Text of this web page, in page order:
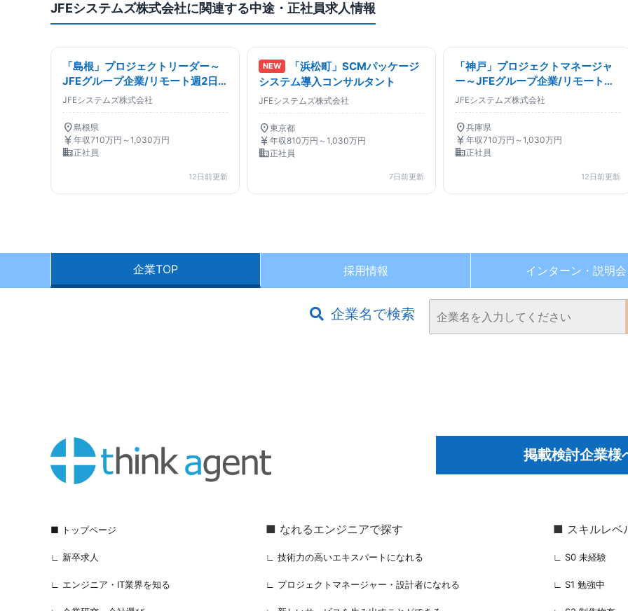
JFEシステムズ株式会社に関連する中途・正社員求人情報
「島根」プロジェクトリーダー～
JFEグループ企業/リモート週2日
～3日/平均残業15H～
JFEシステムズ株式会社
location_on島根県
currency_yen 年収710万円～1,030万円
business正社員
12日前更新
NEW
「浜松町」SCMパッケージ
システム導入コンサルタント
JFEシステムズ株式会社
location_on東京都
currency_yen 年収810万円～1,030万円
business正社員
7日前更新
「神戸」プロジェクトマネージャ
ー～JFEグループ企業/リモート週
2日～3日/平均残業15
JFEシステムズ株式会社
location_on兵庫県
currency_yen 年収710万円～1,030万円
business正社員
12日前更新
企業TOP 採用情報 インターン・ 説明会
企業名で検索
掲載検討企業様
■ トップページ
∟ 新卒求人
∟ エンジニア・IT業界を知る
■ なれるエンジニアで探す
∟ 技術力の高いエキスパートになれる
∟ プロジェクトマネージャー・設計者になれる
■ スキルレベ
∟ S0 未経験
∟ S1 勉強中